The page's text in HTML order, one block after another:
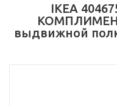
IKEA
выдвижной